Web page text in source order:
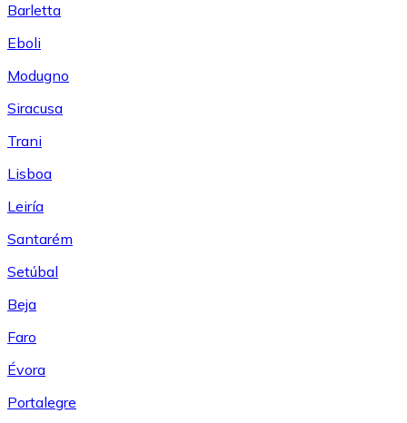
Barletta
Eboli
Modugno
Siracusa
Trani
Lisboa
Leiría
Santarém
Setúbal
Beja
Faro
Évora
Portalegre